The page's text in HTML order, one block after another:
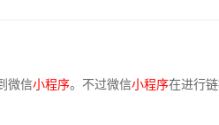
微信小程序。不过微信小程序在进行